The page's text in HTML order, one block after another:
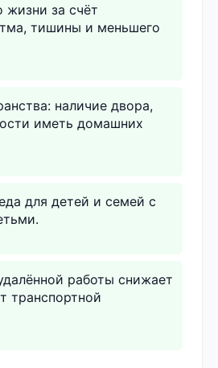
жизни за счёт
тишины и меньшего
наличие двора,
иметь домашних
для детей и семей с
работы снижает
транспортной